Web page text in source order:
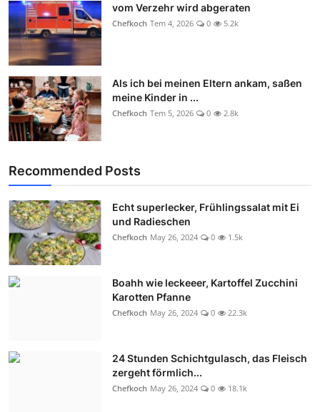
vom Verzehr wird abgeraten
Chefkoch Tem 4, 2026 0 5.2k
Als ich bei meinen Eltern ankam, saßen
meine Kinder in ...
Chefkoch Tem 5, 2026 0 2.8k
Recommended Posts
Echt superlecker, Frühlingssalat mit Ei
und Radieschen
Chefkoch May 26, 2024 0 1.5k
Boahh wie leckeeer, Kartoffel Zucchini
Karotten Pfanne
Chefkoch May 26, 2024 0 22.3k
24 Stunden Schichtgulasch, das Fleisch
zergeht förmlich...
Chefkoch May 26, 2024 0 18.1k